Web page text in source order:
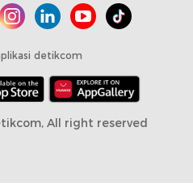
detikcom
All right reserved